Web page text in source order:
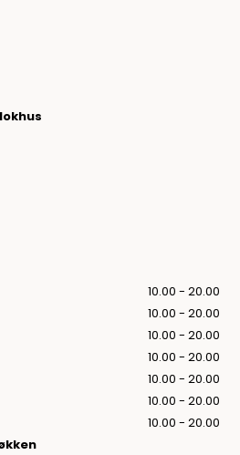
10.00 - 20.00
10.00 - 20.00
10.00 - 20.00
10.00 - 20.00
10.00 - 20.00
10.00 - 20.00
10.00 - 20.00